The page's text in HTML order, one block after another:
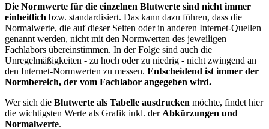
Die Normwerte für die einzelnen Blutwerte sind nicht immer
einheitlich bzw. standardisiert. Das kann dazu führen, dass die
Normalwerte, die auf dieser Seiten oder in anderen Internet-Quellen
genannt werden, nicht mit den Normwerten des jeweiligen
Fachlabors übereinstimmen. In der Folge sind auch die
Unregelmäßigkeiten - zu hoch oder zu niedrig - nicht zwingend an
den Internet-Normwerten zu messen. Entscheidend ist immer der
Normbereich, der vom Fachlabor angegeben wird.
Wer sich die Blutwerte als Tabelle ausdrucken möchte, findet hier
die wichtigsten Werte als Grafik inkl. der Abkürzungen und
Normalwerte.